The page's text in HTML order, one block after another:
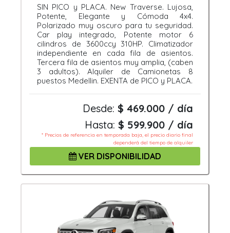
SIN PICO y PLACA. New Traverse. Lujosa,
Potente, Elegante y Cómoda 4x4.
Polarizado muy oscuro para tu seguridad.
Car play integrado, Potente motor 6
cilindros de 3600ccy 310HP. Climatizador
independiente en cada fila de asientos.
Tercera fila de asientos muy amplia, (caben
3 adultos). Alquiler de Camionetas 8
puestos Medellin. EXENTA de PICO y PLACA.
Desde: $ 469.000 / día
Hasta: $ 599.900 / día
* Precios de referencia en temporada baja, el precio diario final
dependerá del tiempo de alquiler
VER DISPONIBILIDAD